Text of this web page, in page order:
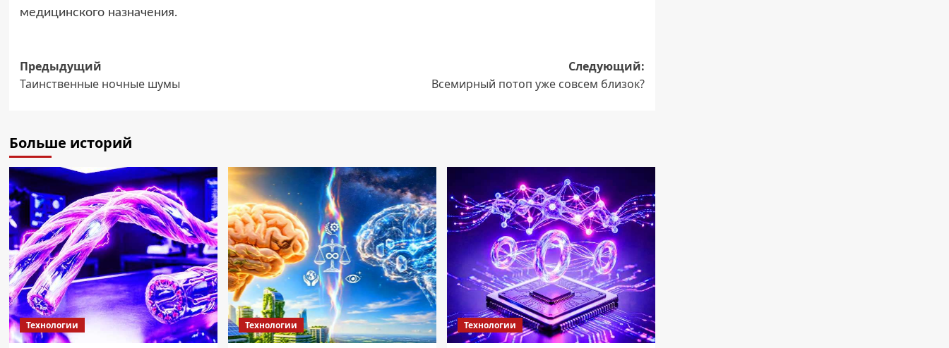
медицинского назначения.
Навигация
записи
Предыдущий
Таинственные ночные шумы
Следующий:
Всемирный потоп уже совсем близок?
Больше историй
Технологии Технологии Технологии